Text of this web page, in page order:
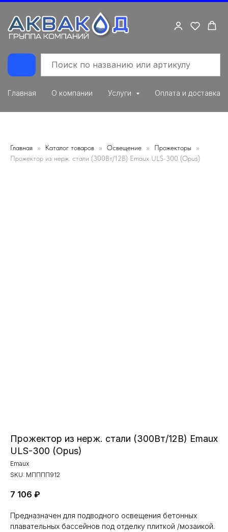
Главная О компании Услуги Оплата и доставка
Главная Каталог товаров Освещение
Прожекторы
Прожектор из нерж. стали (300Вт/12В) Emaux ULS-300 (Opus)
Прожектор из нерж. стали (300Вт/12В) Emaux
ULS-300 (Opus)
Emaux
SKU: МПППП912
7 106 ₽
Предназначен для подводного освещения бетонных
плавательных бассейнов под отделку плиткой /мозаикой.